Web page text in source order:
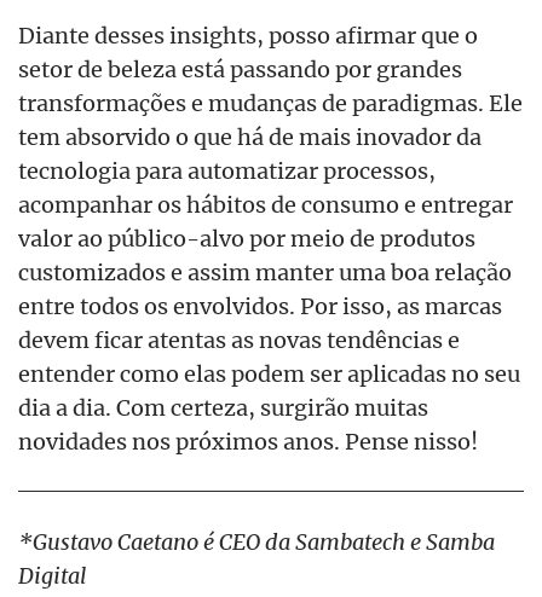
Diante desses insights, posso afirmar que o
setor de beleza está passando por grandes
transformações e mudanças de paradigmas. Ele
tem absorvido o que há de mais inovador da
tecnologia para automatizar processos,
acompanhar os hábitos de consumo e entregar
valor ao público-alvo por meio de produtos
customizados e assim manter uma boa relação
entre todos os envolvidos. Por isso, as marcas
devem ficar atentas as novas tendências e
entender como elas podem ser aplicadas no seu
dia a dia. Com certeza, surgirão muitas
novidades nos próximos anos. Pense nisso!
*Gustavo Caetano é CEO da Sambatech e Samba
Digital